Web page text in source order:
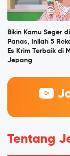
Bikin Kamu Seger
Panas, Inilah 5
Es Krim Terbaik di
Jepang
Tentang